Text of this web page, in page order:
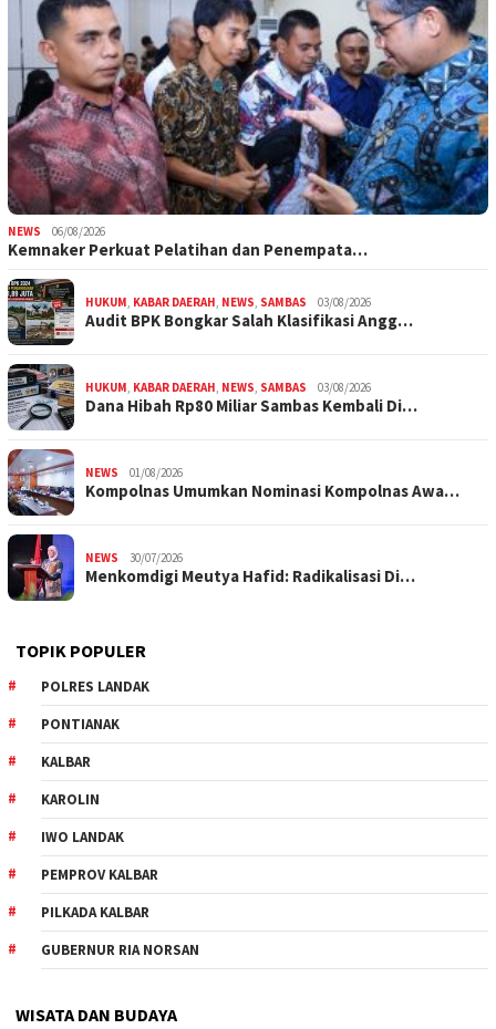
NEWS 06/08/2026
Kemnaker Perkuat Pelatihan dan Penempata…
HUKUM, KABAR DAERAH, NEWS, SAMBAS 03/08/2026
Audit BPK Bongkar Salah Klasifikasi Angg…
HUKUM, KABAR DAERAH, NEWS, SAMBAS 03/08/2026
Dana Hibah Rp80 Miliar Sambas Kembali Di…
NEWS 01/08/2026
Kompolnas Umumkan Nominasi Kompolnas Awa…
NEWS 30/07/2026
Menkomdigi Meutya Hafid: Radikalisasi Di…
TOPIK POPULER
POLRES LANDAK
PONTIANAK
KALBAR
KAROLIN
IWO LANDAK
PEMPROV KALBAR
PILKADA KALBAR
GUBERNUR RIA NORSAN
WISATA DAN BUDAYA